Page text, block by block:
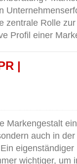
zentrale Rolle
Profil einer
|
Markengestalt
auch in
wichtiger, um